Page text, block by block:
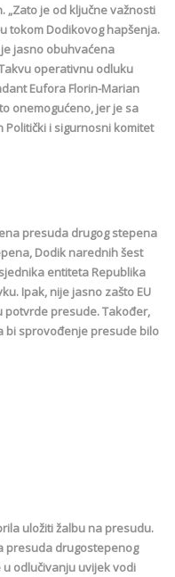
„Zato je od ključne važnosti
tokom Dodikovog hapšenja.
jasno obuhvaćena
operativnu odluku
Eufora Florin-Marian
onemogućeno, jer je sa
i sigurnosni komitet
presuda drugog stepena
Dodik narednih šest
entiteta Republika
Ipak, nije jasno zašto EU
potvrde presude. Također,
bi sprovođenje presude bilo
uložiti žalbu na presudu.
presuda drugostepenog
u odlučivanju uvijek vodi